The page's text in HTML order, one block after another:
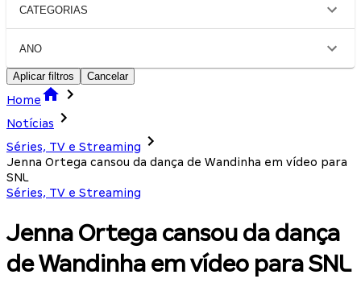
CATEGORIAS
ANO
Aplicar filtros Cancelar
Home
Notícias
Séries, TV e Streaming
Jenna Ortega cansou da dança de Wandinha em vídeo para
SNL
Séries, TV e Streaming
Jenna Ortega cansou da dança
de Wandinha em vídeo para SNL